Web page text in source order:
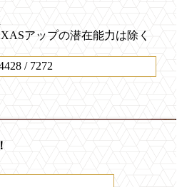
アップの潜在能力は除く
/ 7272